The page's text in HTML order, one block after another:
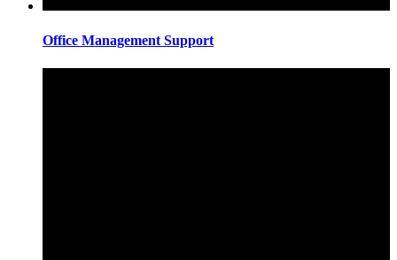
Office Management Support